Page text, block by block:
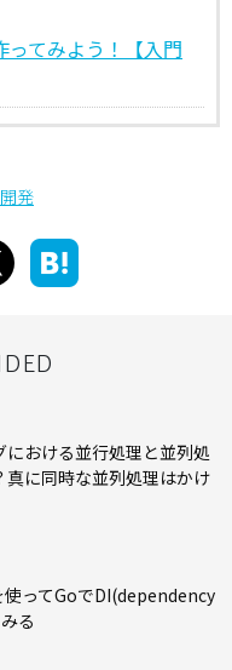
てみよう！【入門
発
における並行処理と並列処
真に同時な並列処理はかけ
ってGoでDI(dependency
る